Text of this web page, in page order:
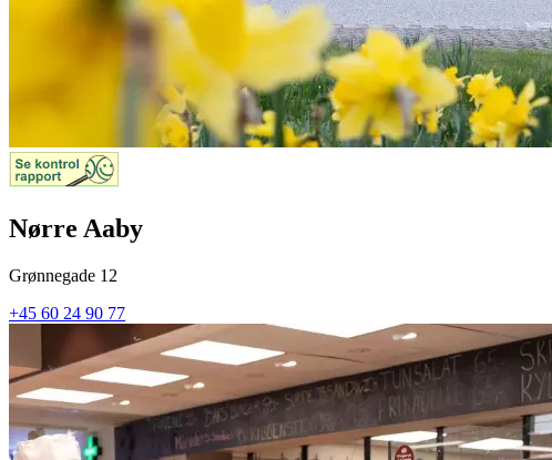
Nørre Aaby
Grønnegade 12
+45 60 24 90 77